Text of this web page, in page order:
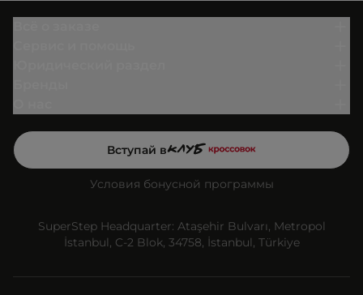
Вступай в
Условия бонусной программы
SuperStep Headquarter: Ataşehir Bulvarı, Metropol
İstanbul, C-2 Blok, 34758, İstanbul, Türkiye